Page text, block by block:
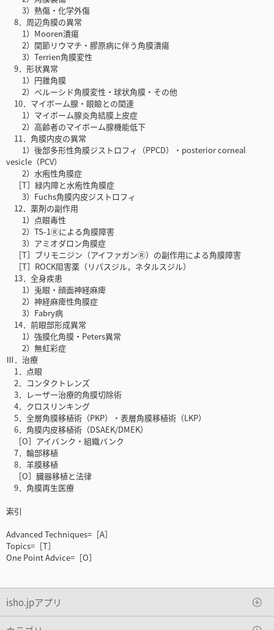
3）熱傷・化学外傷
8．周辺角膜の異常
1）Mooren潰瘍
2）関節リウマチ・膠原病に伴う角膜潰瘍
3）Terrien角膜変性
9．形状異常
1）円錐角膜
2）ペルーシド角膜変性・球状角膜・その他
10．マイボーム腺・眼瞼との関連
1）マイボーム腺炎角結膜上皮症
2）高齢者のマイボーム腺機能低下
11．角膜内皮の異常
1）後部多形性角膜ジストロフィ（PPCD）・posterior corneal
vesicle（PCV）
2）水疱性角膜症
［T］緑内障と水疱性角膜症
3）Fuchs角膜内皮ジストロフィ
12．薬剤の副作用
1）点眼毒性
2）TS-1Ⓡによる角膜障害
3）アミオダロン角膜症
［T］ブリモニジン（アイファガンⓇ）の副作用による角膜障害
［T］ROCK阻害薬（リパスジル，ネタルスジル）
13．全身疾患
1）兎眼・顔面神経麻痺
2）神経麻痺性角膜症
3）Fabry病
14．前眼部形成異常
1）強膜化角膜・Peters異常
2）無虹彩症
Ⅲ．治療
1．点眼
2．コンタクトレンズ
3．レーザー治療的角膜切除術
4．クロスリンキング
5．全層角膜移植術（PKP）・表層角膜移植術（LKP）
6．角膜内皮移植術（DSAEK/DMEK）
［O］アイバンク・組織バンク
7．輪部移植
8．羊膜移植
［O］臓器移植と法律
9．角膜再生医療
索引
Advanced Techniques=［A］
Topics=［T］
One Point Advice=［O］
isho.jpアプリ